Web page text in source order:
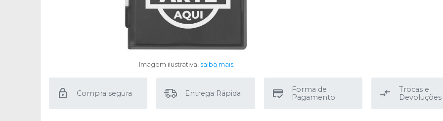
Imagem ilustrativa, saiba mais.
Compra segura Entrega Rápida
Forma de
Pagamento
Trocas e
Devoluções